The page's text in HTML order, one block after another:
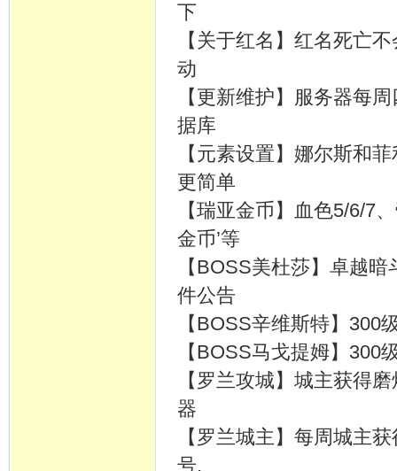
下
【关于红名】红名死亡
动
【更新维护】服务器每
据库
【元素设置】娜尔斯和
更简单
【瑞亚金币】血色5/6/7
金币’等
【BOSS美杜莎】卓越
件公告
【BOSS辛维斯特】300
【BOSS马戈提姆】300
【罗兰攻城】城主获得
器
【罗兰城主】每周城主
号,